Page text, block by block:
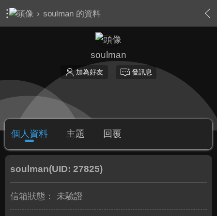
› soulman 的資料
soulman
加為好友 發訊息
個人資料 主題 回覆
soulman(UID: 27825)
信箱狀態： 未驗證